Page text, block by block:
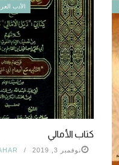
الأدب
كتاب الأمالي
نوفمبر 3, 2019